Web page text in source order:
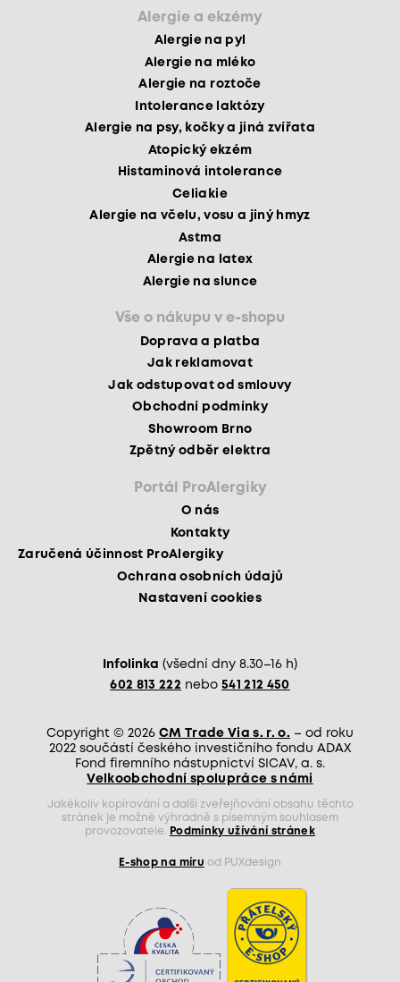
Alergie a ekzémy
Alergie na pyl
Alergie na mléko
Alergie na roztoče
Intolerance laktózy
Alergie na psy, kočky a jiná zvířata
Atopický ekzém
Histaminová intolerance
Celiakie
Alergie na včelu, vosu a jiný hmyz
Astma
Alergie na latex
Alergie na slunce
Vše o nákupu v e-shopu
Doprava a platba
Jak reklamovat
Jak odstupovat od smlouvy
Obchodní podmínky
Showroom Brno
Zpětný odběr elektra
Portál ProAlergiky
O nás
Kontakty
Zaručená účinnost ProAlergiky
Ochrana osobních údajů
Nastavení cookies
Infolinka (všední dny 8.30–16 h)
602 813 222 nebo 541 212 450
Copyright © 2026 CM Trade Via s. r. o. – od roku
2022 součástí českého investičního fondu ADAX
Fond firemního nástupnictví SICAV, a. s.
Velkoobchodní spolupráce s námi
Jakékoliv kopírování a další zveřejňování obsahu těchto
stránek je možné výhradně s písemným souhlasem
provozovatele.
Podmínky užívání stránek
E-shop na míru od PUXdesign